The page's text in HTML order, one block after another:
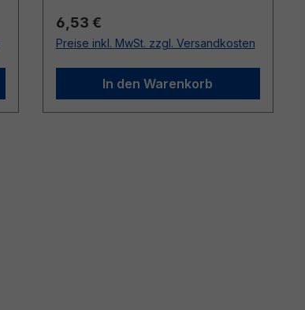
Regulärer Preis:
6,53 €
Preise inkl. MwSt. zzgl. Versandkosten
In den Warenkorb